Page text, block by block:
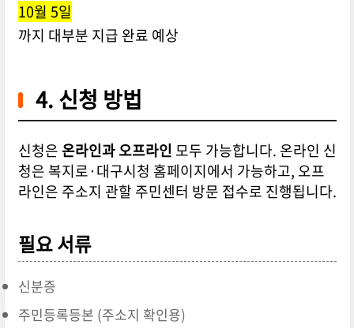
10월 5일
까지 대부분 지급 완료 예상
4. 신청 방법
신청은 온라인과 오프라인 모두 가능합니다. 온라인 신
청은 복지로·대구시청 홈페이지에서 가능하고, 오프
라인은 주소지 관할 주민센터 방문 접수로 진행됩니다.
필요 서류
신분증
주민등록등본 (주소지 확인용)